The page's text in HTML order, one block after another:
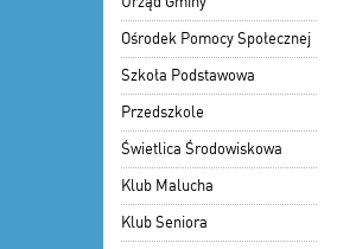
Ośrodek Pomocy Społecznej
Szkoła Podstawowa
Przedszkole
Świetlica Środowiskowa
Klub Malucha
Klub Seniora